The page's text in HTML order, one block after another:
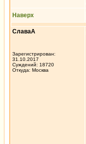
Наверх
СлаваА
Зарегистрирован:
31.10.2017
Суждений: 18720
Откуда: Москва